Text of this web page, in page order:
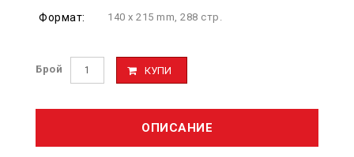
Формат: 140 х 215 mm, 288 стр.
Брой КУПИ
ОПИСАНИЕ